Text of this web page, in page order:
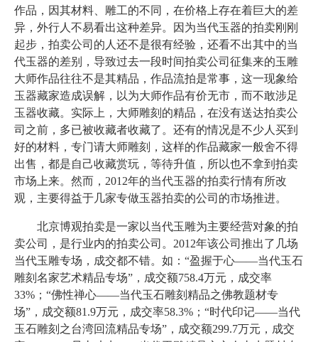
作品，因其材料、雕工的不同，在价格上存在着巨大的差
异，外行人不易看出这种差异。因为当代玉器的拍卖刚刚
起步，拍卖公司的人还不是很有经验，还看不出其中的当
代玉器的差别，导致过去一段时间拍卖公司征集来的玉雕
大师作品往往不是其精品，作品流拍是常事，这一现象给
玉器藏家造成误解，以为大师作品有价无市，而不敢涉足
玉器收藏。实际上，大师雕刻的精品，在没有送达拍卖公
司之前，多已被收藏者收藏了。还有的情况是不少人买到
好的材料，专门请大师雕刻，这样的作品藏家一般舍不得
出售，都是自己收藏赏玩，等待升值，所以也不拿到拍卖
市场上来。然而，2012年的当代玉器的拍卖行情有所改
观，主要得益于几家专做玉器拍卖的公司的市场推进。
北京博观拍卖是一家以当代玉雕为主要经营对象的拍
卖公司，是行业内的拍卖公司。2012年该公司推出了几场
当代玉雕专场，成交都不错。如：“盈握于心——当代玉石
雕刻名家艺术精品专场”，成交额758.4万元，成交率
33%；“佛性禅心——当代玉石雕刻精品之佛教题材专
场”，成交额81.9万元，成交率58.3%；“时代印记——当代
玉石雕刻之台湾回流精品专场”，成交额299.7万元，成交